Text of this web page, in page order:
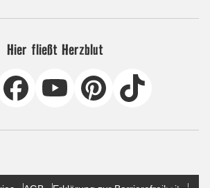
Hier fließt Herzblut